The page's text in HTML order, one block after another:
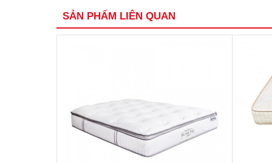
SẢN PHẨM LIÊN QUAN